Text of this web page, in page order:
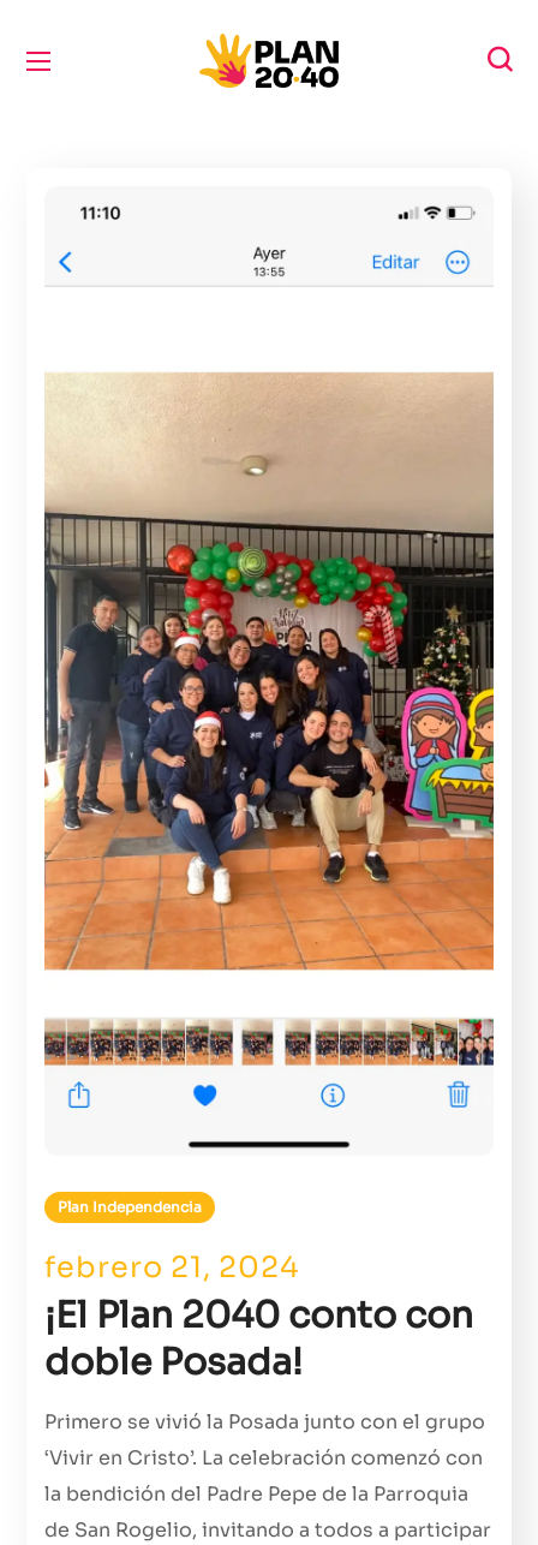
Plan Independencia
febrero 21, 2024
¡El Plan 2040 conto con
doble Posada!
Primero se vivió la Posada junto con el grupo
‘Vivir en Cristo’. La celebración comenzó con
la bendición del Padre Pepe de la Parroquia
de San Rogelio, invitando a todos a participar